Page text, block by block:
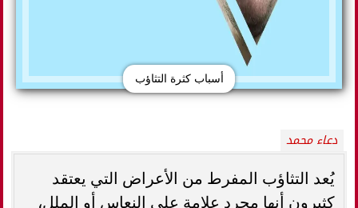
أسباب كثرة التثاؤب
دعاء محمد
يُعد التثاؤب المفرط من الأعراض التي يعتقد
كثيرون أنها مجرد علامة على النعاس أو الملل،